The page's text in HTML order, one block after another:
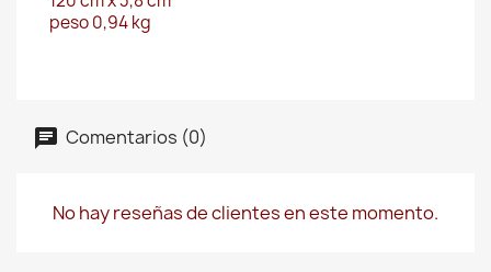
peso 0,94 kg
Comentarios (0)
No hay reseñas de clientes en este momento.